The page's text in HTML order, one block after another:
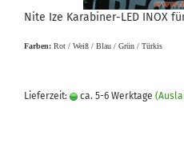
Nite Ize Karabiner-LED INOX
Farben: Rot / Weiß / Blau / Grün / Türkis
Lieferzeit: ca. 5-6 Werktage